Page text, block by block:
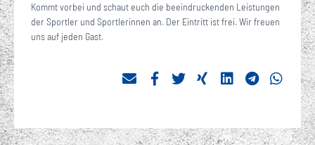
Kommt vorbei und schaut euch die beeindruckenden Leistungen
der Sportler und Sportlerinnen an. Der Eintritt ist frei. Wir freuen
uns auf jeden Gast.